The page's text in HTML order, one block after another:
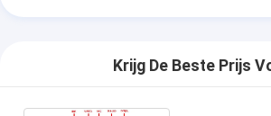
Krijg De Beste Prijs